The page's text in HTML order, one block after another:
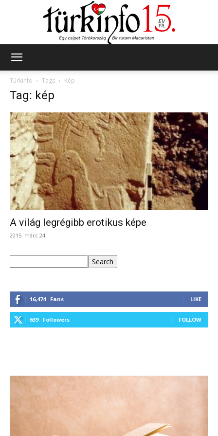
Türkinfo
Tags Kép
Tag: kép
A világ legrégibb erotikus képe
2015. márc 24.
Search
16,474 Fans LIKE
639 Followers FOLLOW